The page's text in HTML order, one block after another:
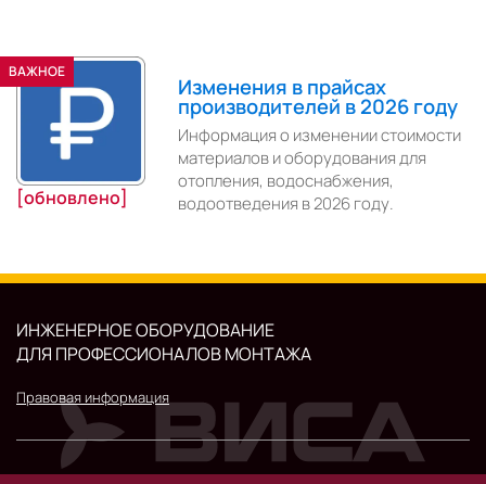
ВАЖНОЕ
[обновлено]
Изменения в прайсах
производителей в 2026 году
Информация о изменении стоимости
материалов и оборудования для
отопления, водоснабжения,
водоотведения в 2026 году.
ИНЖЕНЕРНОЕ ОБОРУДОВАНИЕ
ДЛЯ ПРОФЕССИОНАЛОВ МОНТАЖА
Правовая информация